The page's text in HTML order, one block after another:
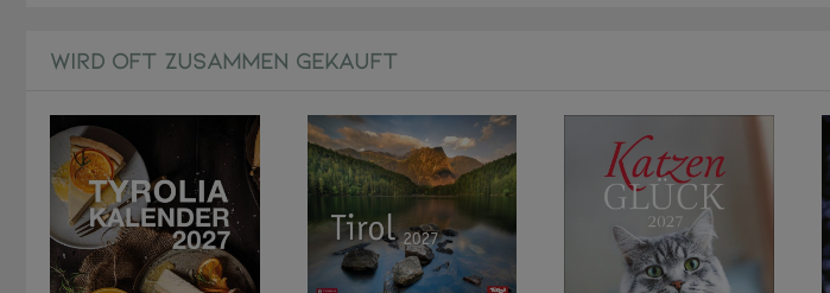
WIRD OFT ZUSAMMEN GEKAUFT